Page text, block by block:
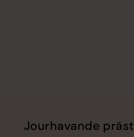
Jourhavande präst